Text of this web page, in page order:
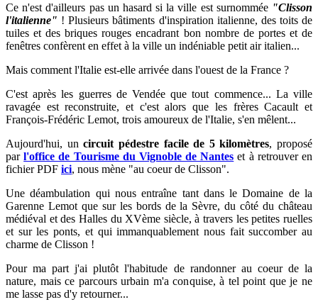
Ce n'est d'ailleurs pas un hasard si la ville est surnommée "Clisson
l'italienne" ! Plusieursbâtiments d'inspiration italienne, des toits de
tuiles et des briques rouges encadrant bon nombre de portes et de
fenêtres confèrent en effet à la ville un indéniable petit air italien...
Mais comment l'Italie est-elle arrivée dans l'ouest de la France ?
C'est après les guerres de Vendée que tout commence... La ville
ravagée est reconstruite, et c'est alors que les frères Cacault et
François-Frédéric Lemot, trois amoureux de l'Italie, s'en mêlent...
Aujourd'hui, uncircuit pédestre facile de 5 kilomètres, proposé
parl'office de Tourisme du Vignoble de Nantes et à retrouver en
fichier PDF ici, nous mène "au coeur de Clisson".
Une déambulation qui nous entraîne tant dans le Domaine de la
Garenne Lemot que sur les bords de la Sèvre, du côté du château
médiéval et des Halles du XVème siècle, à travers les petites ruelles
et sur les ponts, et qui immanquablement nous fait succomber au
charme de Clisson !
Pour ma part j'ai plutôt l'habitude de randonner au coeur de la
nature, mais ce parcours urbain m'a conquise, à tel point que je ne
me lasse pas d'y retourner...